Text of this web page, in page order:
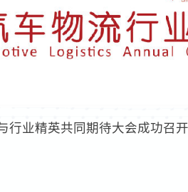
业精英共同期待大会成功召开